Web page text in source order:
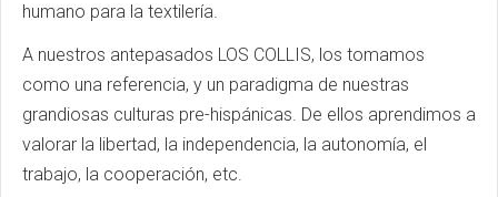
humano para la textilería.
A nuestros antepasados LOS COLLIS, los tomamos
como una referencia, y un paradigma de nuestras
grandiosas culturas pre-hispánicas. De ellos aprendimos a
valorar la libertad, la independencia, la autonomía, el
trabajo, la cooperación, etc.